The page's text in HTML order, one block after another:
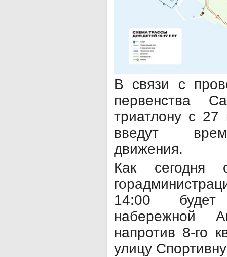
В связи с
первенства
триатлону с
введут
движения.
Как сегодня
14:00 будет
набережной
напротив 8-го
улицу